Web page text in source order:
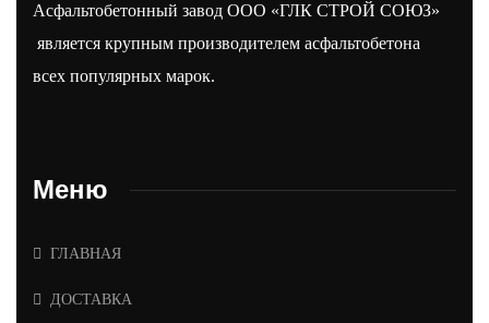
Асфальтобетонный завод ООО «ГЛК СТРОЙ СОЮЗ»
является крупным производителем асфальтобетона
всех популярных марок.
Меню
ГЛАВНАЯ
ДОСТАВКА